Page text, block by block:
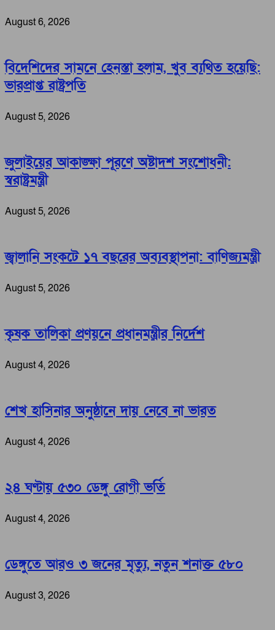
August 6, 2026
বিদেশিদের সামনে হেনস্তা হলাম, খুব ব্যথিত হয়েছি:
ভারপ্রাপ্ত রাষ্ট্রপতি
August 5, 2026
জুলাইয়ের আকাঙ্ক্ষা পূরণে অষ্টাদশ সংশোধনী:
স্বরাষ্ট্রমন্ত্রী
August 5, 2026
জ্বালানি সংকটে ১৭ বছরের অব্যবস্থাপনা: বাণিজ্যমন্ত্রী
August 5, 2026
কৃষক তালিকা প্রণয়নে প্রধানমন্ত্রীর নির্দেশ
August 4, 2026
শেখ হাসিনার অনুষ্ঠানে দায় নেবে না ভারত
August 4, 2026
২৪ ঘণ্টায় ৫৩০ ডেঙ্গু রোগী ভর্তি
August 4, 2026
ডেঙ্গুতে আরও ৩ জনের মৃত্যু, নতুন শনাক্ত ৫৮০
August 3, 2026